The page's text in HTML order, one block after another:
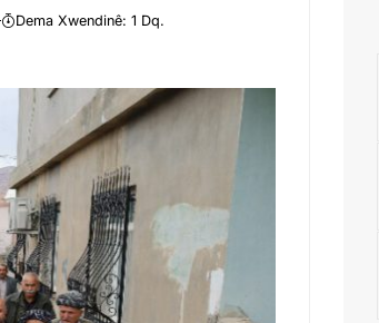
Dema Xwendinê: 1 Dq.